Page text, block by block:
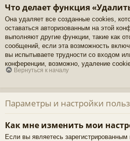
Что делает функция
Она удаляет все созданные cookies,
оставаться авторизованным на этой
выполняют другие функции, такие как
сообщений, если эта возможность
вы испытываете трудности со входом
конференции, возможно, удаление
Вернуться к началу
Параметры и настройки
Как мне изменить мои
Если вы являетесь